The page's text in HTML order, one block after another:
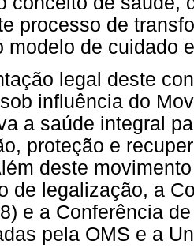
processo de
modelo de cuidado
legal deste
influência do
a saúde integral
proteção e
deste
de legalização, a
e a Conferência
pela OMS e a